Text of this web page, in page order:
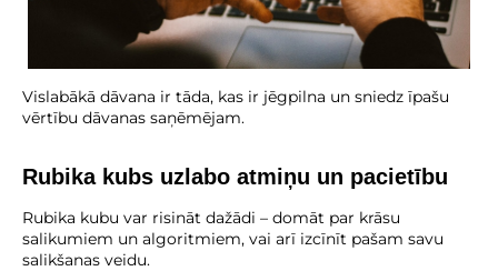
Vislabākā dāvana ir tāda, kas ir jēgpilna un sniedz īpašu
vērtību dāvanas saņēmējam.
Rubika kubs uzlabo atmiņu un pacietību
Rubika kubu var risināt dažādi – domāt par krāsu
salikumiem un algoritmiem, vai arī izcīnīt pašam savu
salikšanas veidu.